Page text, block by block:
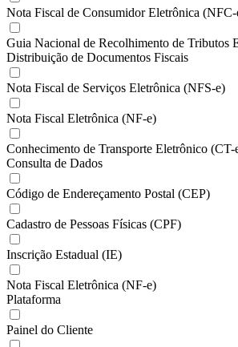
Nota Fiscal de Consumidor Eletrônica (NFC-
Guia Nacional de Recolhimento de Tributos
Distribuição de Documentos Fiscais
Nota Fiscal de Serviços Eletrônica (NFS-e)
Nota Fiscal Eletrônica (NF-e)
Conhecimento de Transporte Eletrônico (CT-
Consulta de Dados
Código de Endereçamento Postal (CEP)
Cadastro de Pessoas Físicas (CPF)
Inscrição Estadual (IE)
Nota Fiscal Eletrônica (NF-e)
Plataforma
Painel do Cliente